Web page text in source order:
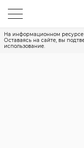
На информационном
Оставаясь на сайте, вы
использование.